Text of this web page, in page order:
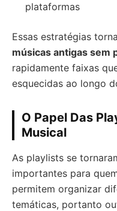
plataformas
Essas estratégias
músicas antigas sem
rapidamente faixas
esquecidas ao longo
O Papel Das
Musical
As playlists se
importantes para
permitem organizar
temáticas, portanto